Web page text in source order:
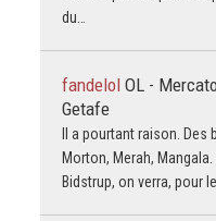
du…
fandelol OL -
Getafe
Il a pourtant raison.
Morton, Merah,
Bidstrup, on verra, pour